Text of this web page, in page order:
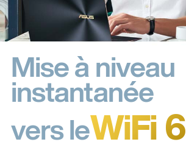
Mise à niveau
instantanée
vers leWiFi 6